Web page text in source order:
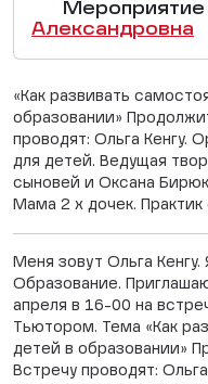
Мероприятие
Александровна
«Как развивать
образовании»
проводят: Ольга Кенгу.
для детей. Ведущая
сыновей и Оксана
Мама 2 х дочек.
Меня зовут Ольга
Образование.
апреля в 16-00 на
Тьютором. Тема «Как
детей в образовании»
Встречу проводят: